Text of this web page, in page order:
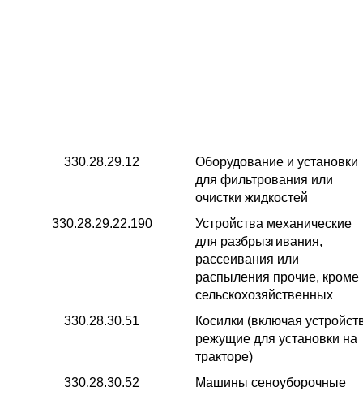
330.28.29.12
Оборудование и установки
для фильтрования или
очистки жидкостей
330.28.29.22.190
Устройства механические
для разбрызгивания,
рассеивания или
распыления прочие, кроме
сельскохозяйственных
330.28.30.51
Косилки (включая
режущие для установки на
тракторе)
330.28.30.52
Машины сеноуборочные